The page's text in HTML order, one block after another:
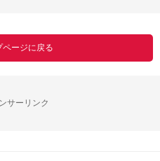
ページに戻る
サーリンク